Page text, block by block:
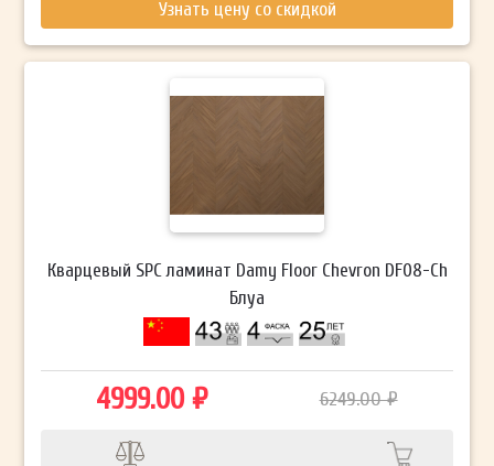
Узнать цену со скидкой
Кварцевый SPC ламинат Damy Floor Chevron DF08-Ch
Блуа
4999.00 ₽ 6249.00 ₽